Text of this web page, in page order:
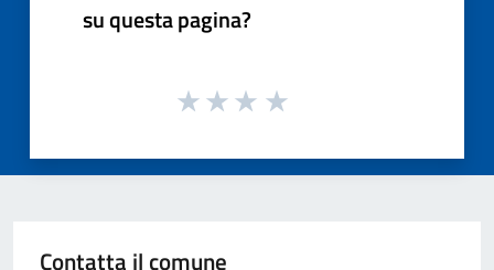
su questa pagina?
Contatta il comune